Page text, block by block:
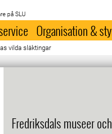
på SLU
Organisation &
vilda släktingar
Fredriksdals museer